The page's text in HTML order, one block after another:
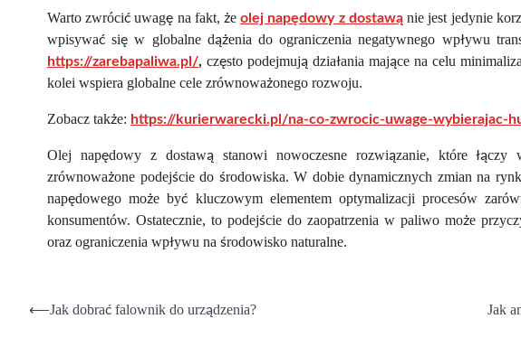
Warto zwrócić uwagę na fakt, żeolej napędowy z dostawąnie jest jedynie
wpisywać się w globalne dążenia do ograniczenia negatywnego wpływu
https://zarebapaliwa.pl/, często podejmują działania mające na celu
kolei wspiera globalne cele zrównoważonego rozwoju.
Zobacz także: https://kurierwarecki.pl/na-co-zwrocic-uwage-wybierajac-
Olej napędowy z dostawą stanowi nowoczesne rozwiązanie, które
zrównoważone podejście do środowiska. W dobie dynamicznych zmian na
napędowego może być kluczowym elementem optymalizacji procesów
konsumentów. Ostatecznie, to podejście do zaopatrzenia w paliwo może
oraz ograniczenia wpływu na środowisko naturalne.
Nawigacja
⟵Jak dobrać falownik do urządzenia? Jak